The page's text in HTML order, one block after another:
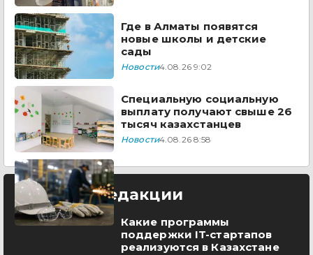
Где в Алматы появятся
новые школы и детские
сады
Новости4.08.26 9:02
Специальную социальную
выплату получают свыше 26
тысяч казахстанцев
Новости4.08.26 8:58
Выбор редакции
Какие программы
поддержки IT-стартапов
реализуются в Казахстане